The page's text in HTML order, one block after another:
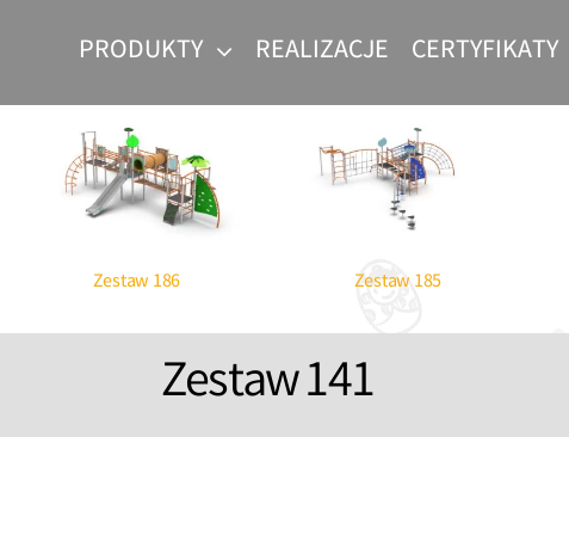
PRODUKTY
Parki linowe dla dzieci
REALIZACJE CERTYFIKATY
Zestaw 186 Zestaw 185
Zestaw 141